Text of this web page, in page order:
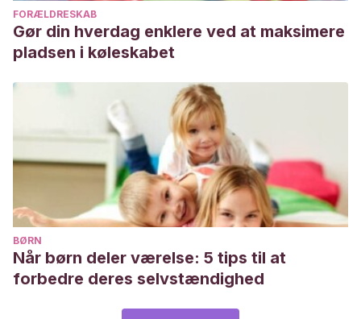
FORÆLDRESKAB
Gør din hverdag enklere ved at maksimere
pladsen i køleskabet
BØRN
Når børn deler værelse: 5 tips til at
forbedre deres selvstændighed